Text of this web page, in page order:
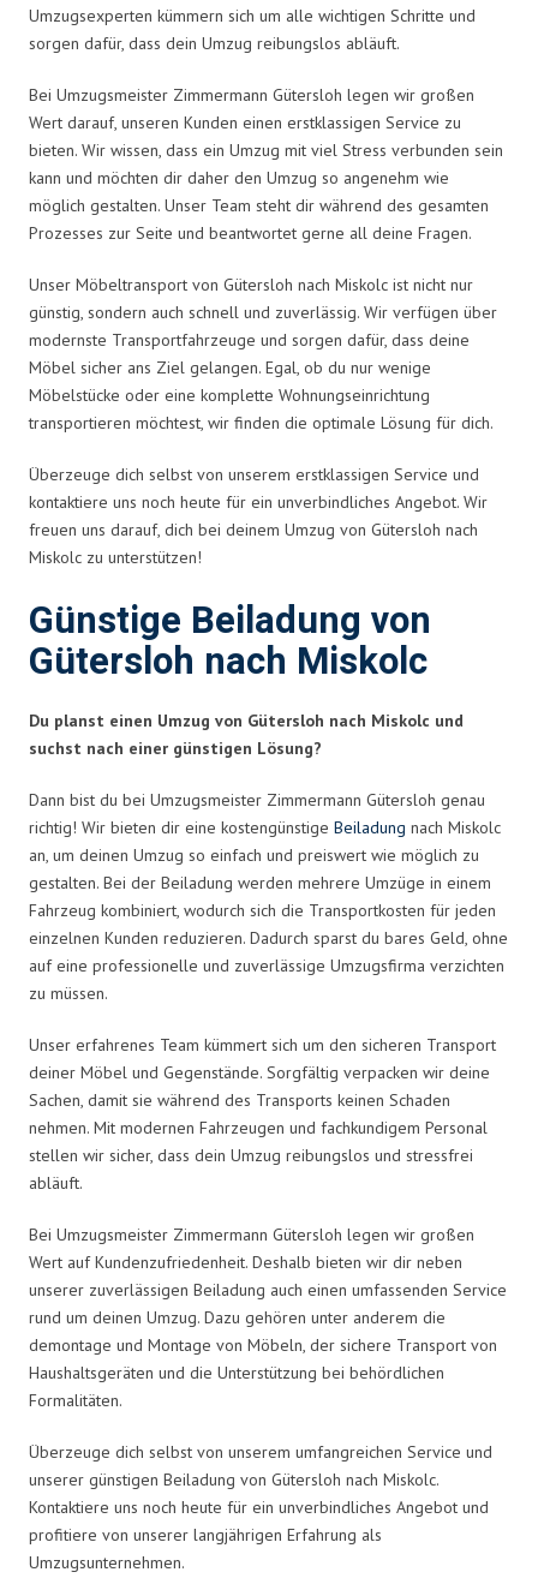
Umzugsexperten kümmern sich um alle wichtigen Schritte und
sorgen dafür, dass dein Umzug reibungslos abläuft.
Bei Umzugsmeister Zimmermann Gütersloh legen wir großen
Wert darauf, unseren Kunden einen erstklassigen Service zu
bieten. Wir wissen, dass ein Umzug mit viel Stress verbunden sein
kann und möchten dir daher den Umzug so angenehm wie
möglich gestalten. Unser Team steht dir während des gesamten
Prozesses zur Seite und beantwortet gerne all deine Fragen.
Unser Möbeltransport von Gütersloh nach Miskolc ist nicht nur
günstig, sondern auch schnell und zuverlässig. Wir verfügen über
modernste Transportfahrzeuge und sorgen dafür, dass deine
Möbel sicher ans Ziel gelangen. Egal, ob du nur wenige
Möbelstücke oder eine komplette Wohnungseinrichtung
transportieren möchtest, wir finden die optimale Lösung für dich.
Überzeuge dich selbst von unserem erstklassigen Service und
kontaktiere uns noch heute für ein unverbindliches Angebot. Wir
freuen uns darauf, dich bei deinem Umzug von Gütersloh nach
Miskolc zu unterstützen!
Günstige Beiladung von
Gütersloh nach Miskolc
Du planst einen Umzug von Gütersloh nach Miskolc und
suchst nach einer günstigen Lösung?
Dann bist du bei Umzugsmeister Zimmermann Gütersloh genau
richtig! Wir bieten dir eine kostengünstige Beiladung nach Miskolc
an, um deinen Umzug so einfach und preiswert wie möglich zu
gestalten. Bei der Beiladung werden mehrere Umzüge in einem
Fahrzeug kombiniert, wodurch sich die Transportkosten für jeden
einzelnen Kunden reduzieren. Dadurch sparst du bares Geld, ohne
auf eine professionelle und zuverlässige Umzugsfirma verzichten
zu müssen.
Unser erfahrenes Team kümmert sich um den sicheren Transport
deiner Möbel und Gegenstände. Sorgfältig verpacken wir deine
Sachen, damit sie während des Transports keinen Schaden
nehmen. Mit modernen Fahrzeugen und fachkundigem Personal
stellen wir sicher, dass dein Umzug reibungslos und stressfrei
abläuft.
Bei Umzugsmeister Zimmermann Gütersloh legen wir großen
Wert auf Kundenzufriedenheit. Deshalb bieten wir dir neben
unserer zuverlässigen Beiladung auch einen umfassenden Service
rund um deinen Umzug. Dazu gehören unter anderem die
demontage und Montage von Möbeln, der sichere Transport von
Haushaltsgeräten und die Unterstützung bei behördlichen
Formalitäten.
Überzeuge dich selbst von unserem umfangreichen Service und
unserer günstigen Beiladung von Gütersloh nach Miskolc.
Kontaktiere uns noch heute für ein unverbindliches Angebot und
profitiere von unserer langjährigen Erfahrung als
Umzugsunternehmen.